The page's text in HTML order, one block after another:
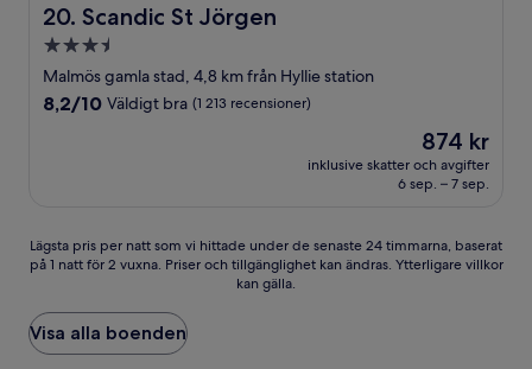
20. Scandic St Jörgen
Scandic St Jörgen
3.5-
stjärnigt
boende
Malmös gamla stad, 4,8 km från Hyllie station
8.2
8,2/10 Väldigt bra (1 213 recensioner)
Priset
är
874 kr
874 kr
inklusive skatter och avgifter
6 sep. – 7 sep.
Lägsta
pris
natt
som
vi
Lägsta pris per natt som vi hittade under de senaste 24 timmarna, baserat
på 1 natt för 2 vuxna. Priser och tillgänglighet kan ändras. Ytterligare villkor
kan gälla.
Visa alla boenden